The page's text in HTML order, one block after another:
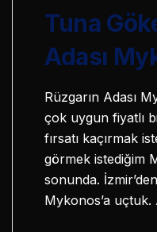
Tuna
Adası
Rüzgarın Adası
çok uygun fiyatlı
fırsatı kaçırmak
görmek istediğim
sonunda.
Mykonos’a